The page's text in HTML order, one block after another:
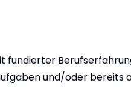
fundierter
und/oder bereits